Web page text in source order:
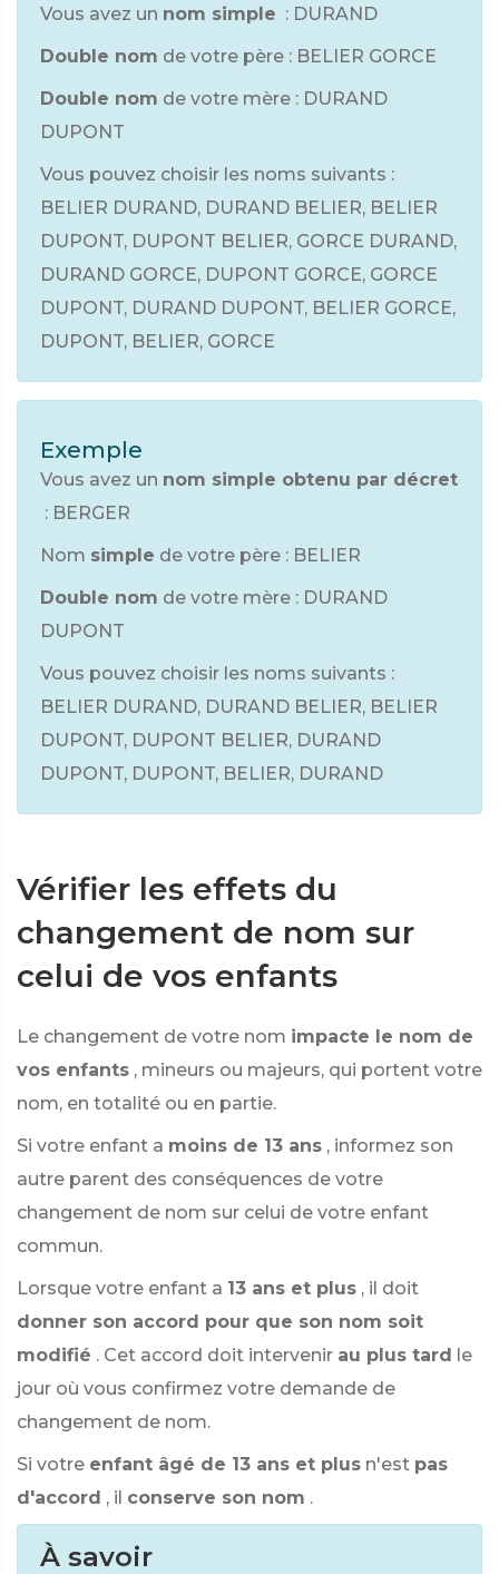
Vous avez un nom simple : DURAND
Double nom de votre père : BELIER GORCE
Double nom de votre mère : DURAND
DUPONT
Vous pouvez choisir les noms suivants :
BELIER DURAND, DURAND BELIER, BELIER
DUPONT, DUPONT BELIER, GORCE DURAND,
DURAND GORCE, DUPONT GORCE, GORCE
DUPONT, DURAND DUPONT, BELIER GORCE,
DUPONT, BELIER, GORCE
Exemple
Vous avez un nom simple obtenu par décret
: BERGER
Nom simple de votre père : BELIER
Double nom de votre mère : DURAND
DUPONT
Vous pouvez choisir les noms suivants :
BELIER DURAND, DURAND BELIER, BELIER
DUPONT, DUPONT BELIER, DURAND
DUPONT, DUPONT, BELIER, DURAND
Vérifier les effets du
changement de nom sur
celui de vos enfants
Le changement de votre nom impacte le nom de
vos enfants , mineurs ou majeurs, qui portent votre
nom, en totalité ou en partie.
Si votre enfant a moins de 13 ans , informez son
autre parent des conséquences de votre
changement de nom sur celui de votre enfant
commun.
Lorsque votre enfant a 13 ans et plus , il doit
donner son accord pour que son nom soit
modifié . Cet accord doit intervenir au plus tard le
jour où vous confirmez votre demande de
changement de nom.
Si votre enfant âgé de 13 ans et plus n'est pas
d'accord , il conserve son nom .
À savoir